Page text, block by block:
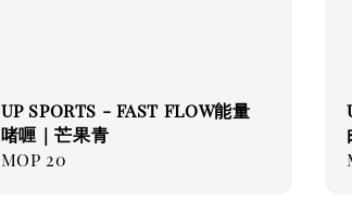
UP SPORTS - FAST FLOW能量
啫喱｜芒果青
Regular
MOP 20